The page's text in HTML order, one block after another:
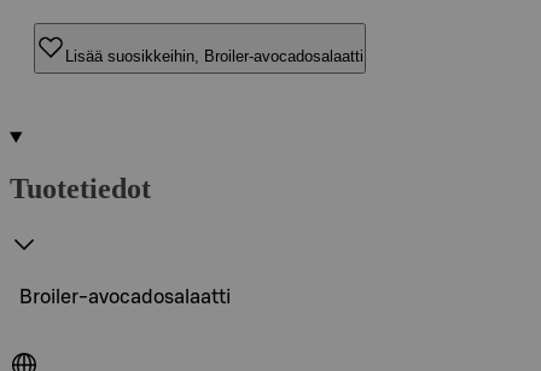
Lisää suosikkeihin, Broiler-avocadosalaatti
Tuotetiedot
Broiler-avocadosalaatti